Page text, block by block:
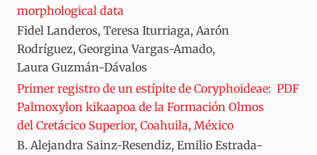
morphological data
Fidel Landeros, Teresa Iturriaga, Aarón
Rodríguez, Georgina Vargas-Amado,
Laura Guzmán-Dávalos
Primer registro de un estípite de Coryphoideae:
Palmoxylon kikaapoa de la Formación Olmos
del Cretácico Superior, Coahuila, México
PDF
B. Alejandra Sainz-Resendiz, Emilio Estrada-